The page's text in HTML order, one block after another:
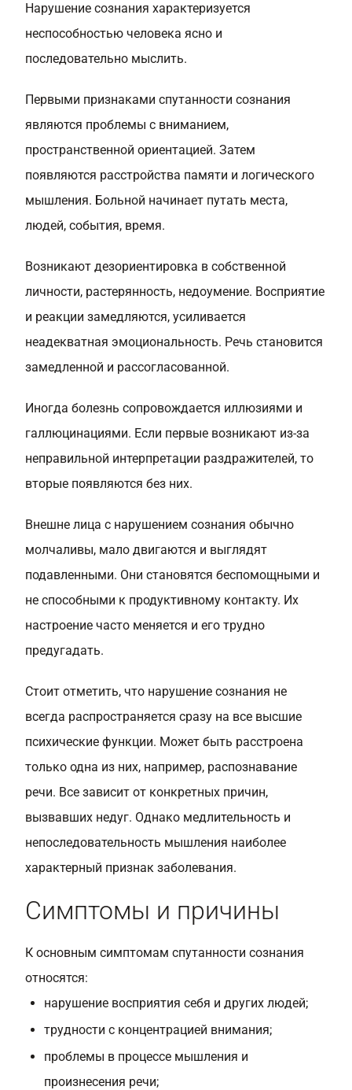
Нарушение сознания характеризуется
неспособностью человека ясно и
последовательно мыслить.
Первыми признаками спутанности сознания
являются проблемы с вниманием,
пространственной ориентацией. Затем
появляются расстройства памяти и логического
мышления. Больной начинает путать места,
людей, события, время.
Возникают дезориентировка в собственной
личности, растерянность, недоумение. Восприятие
и реакции замедляются, усиливается
неадекватная эмоциональность. Речь становится
замедленной и рассогласованной.
Иногда болезнь сопровождается иллюзиями и
галлюцинациями. Если первые возникают из-за
неправильной интерпретации раздражителей, то
вторые появляются без них.
Внешне лица с нарушением сознания обычно
молчаливы, мало двигаются и выглядят
подавленными. Они становятся беспомощными и
не способными к продуктивному контакту. Их
настроение часто меняется и его трудно
предугадать.
Стоит отметить, что нарушение сознания не
всегда распространяется сразу на все высшие
психические функции. Может быть расстроена
только одна из них, например, распознавание
речи. Все зависит от конкретных причин,
вызвавших недуг. Однако медлительность и
непоследовательность мышления наиболее
характерный признак заболевания.
Симптомы и причины
К основным симптомам спутанности сознания
относятся:
нарушение восприятия себя и других людей;
трудности с концентрацией внимания;
проблемы в процессе мышления и
произнесения речи;